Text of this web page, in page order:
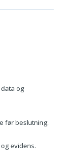
og
før beslutning.
evidens.